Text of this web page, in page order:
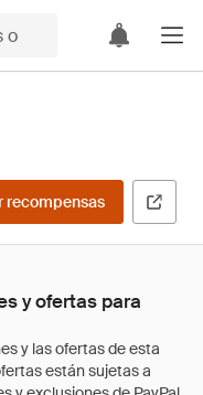
recompensas
y ofertas para